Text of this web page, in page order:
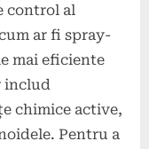
control al
ar fi spray-
mai eficiente
includ
chimice active,
Pentru a